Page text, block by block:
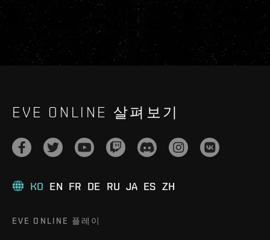
EVE ONLINE 살펴보기
KO EN FR DE RU JA ES ZH
EVE ONLINE 플레이